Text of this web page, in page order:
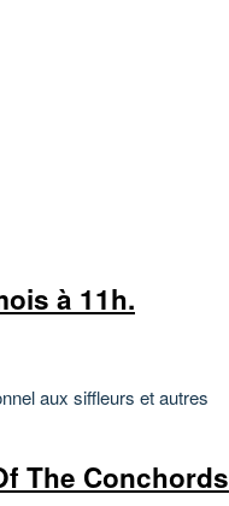
à 11h.
aux siffleurs et autres
The Conchords